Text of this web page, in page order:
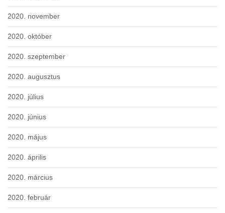
2020. november
2020. október
2020. szeptember
2020. augusztus
2020. július
2020. június
2020. május
2020. április
2020. március
2020. február